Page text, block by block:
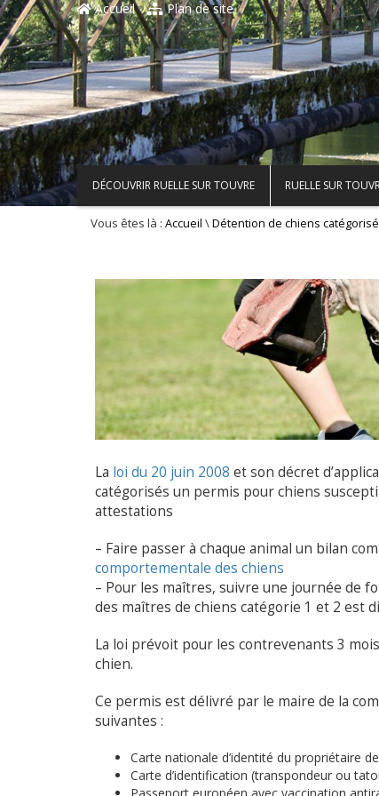
Accueil Plan de site
DÉCOUVRIR RUELLE SUR TOUVRE RUELLE SUR
Vous êtes là : Accueil \Détention de chiens
La loi du 20 juin 2008 et son décret
catégorisés un permis pour chiens
attestations
– Faire passer à chaque animal un bilan
comportementale des chiens
– Pour les maîtres, suivre une journée de
des maîtres de chiens catégorie 1 et 2 est
La loi prévoit pour les contrevenants 3
chien.
Ce permis est délivré par le maire de la
suivantes :
Carte nationale d’identité du propriétaire de
Carte d’identification (transpondeur ou